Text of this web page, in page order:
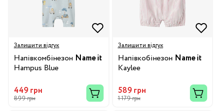
Залишити відгук
Напівкомбінезон Name it
Hampus Blue
449 грн
899 грн
Залишити відгук
Напівкобінезон Name it
Kaylee
589 грн
1 179 грн